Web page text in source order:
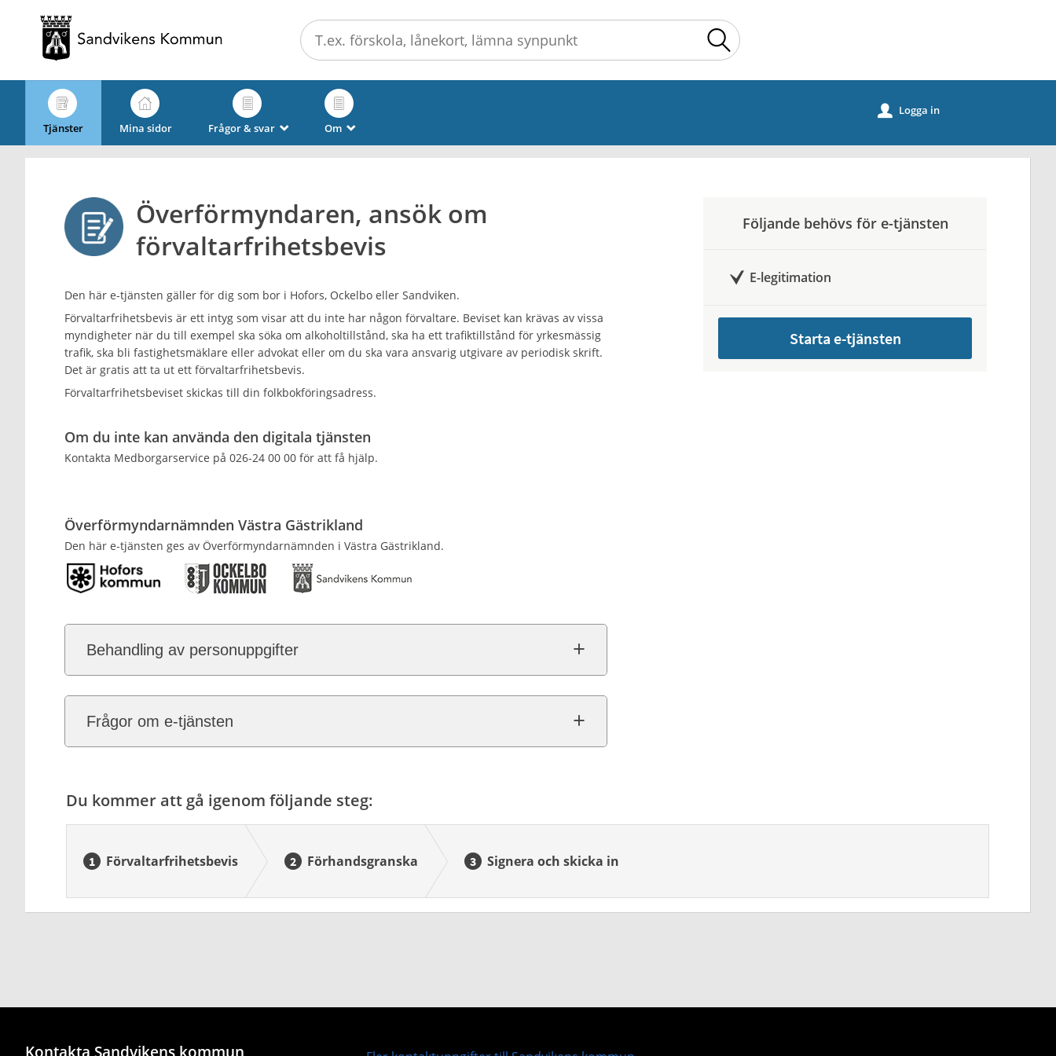
Välkommen
tjänster
Sandvikens
kommun
Tjänster Mina sidor Frågor & svar _ Om _
u Logga in
Överförmyndaren, ansök om
förvaltarfrihetsbevis
Den här e-tjänsten gäller för dig som bor i Hofors, Ockelbo eller Sandviken.
Förvaltarfrihetsbevis är ett intyg som visar att du inte har någon förvaltare. Beviset kan krävas av vissa
myndigheter när du till exempel ska söka om alkoholtillstånd, ska ha ett trafiktillstånd för yrkesmässig
trafik, ska bli fastighetsmäklare eller advokat eller om du ska vara ansvarig utgivare av periodisk skrift.
Det är gratis att ta ut ett förvaltarfrihetsbevis.
Förvaltarfrihetsbeviset skickas till din folkbokföringsadress.
Om du inte kan använda den digitala tjänsten
Kontakta Medborgarservice på 026-24 00 00 för att få hjälp.
Överförmyndarnämnden Västra Gästrikland
Den här e-tjänsten ges av Överförmyndarnämnden i Västra Gästrikland.
Behandling av personuppgifter
Frågor om e-tjänsten
Följande behövs för e-tjänsten
E-legitimation
Starta e-tjänsten
Du kommer att gå igenom följande steg:
Förvaltarfrihetsbevis Förhandsgranska Signera och skicka in
Kontakta Sandvikens kommun